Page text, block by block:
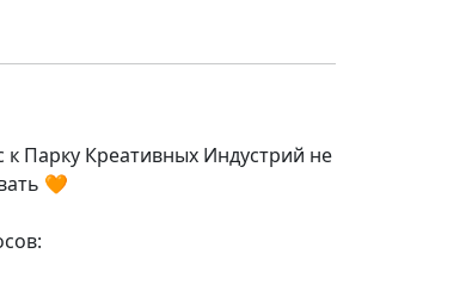
к Парку Креативных Индустрий не
🧡